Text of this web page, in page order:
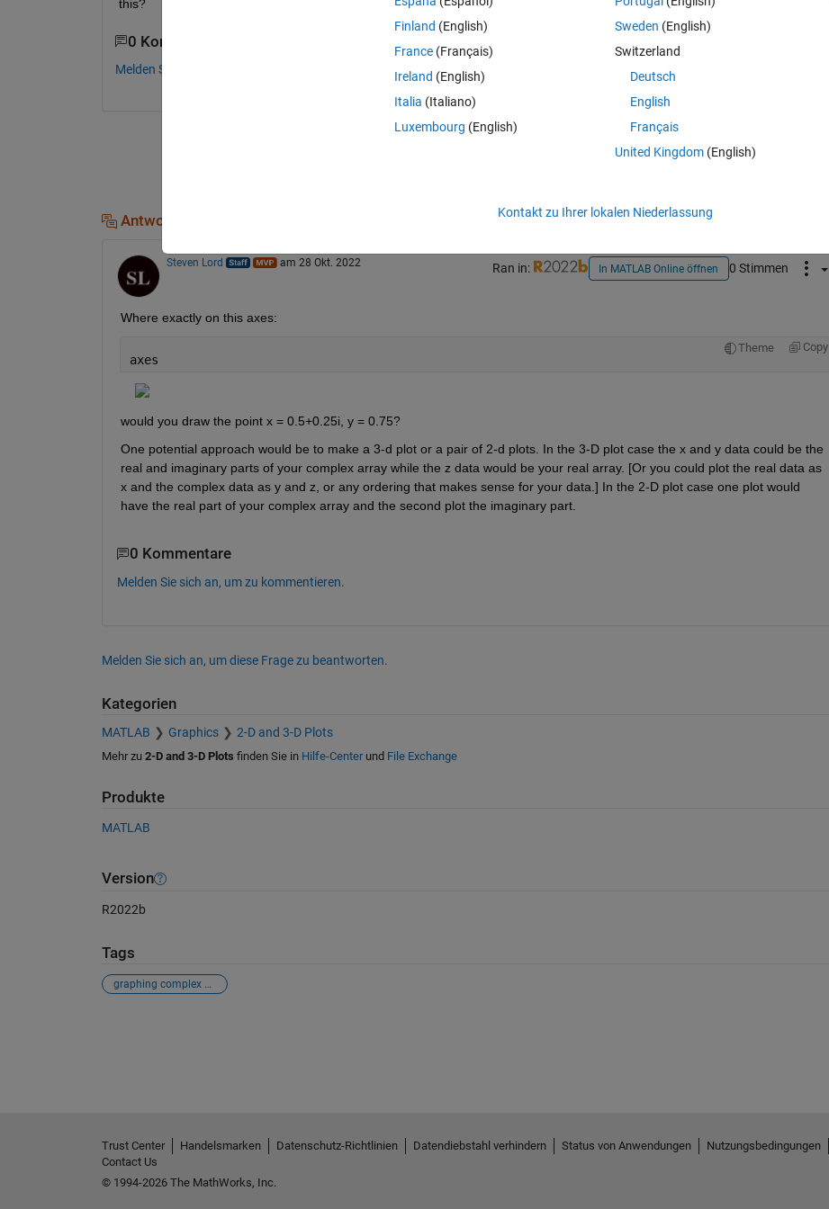
this?
0 Kommentare
Melden Sie sich an, um zu kommentieren.
Antworten (1)
Steven Lord am 28 Okt. 2022 Ran in: In MATLAB Online öffnen 0 Stimmen
Where exactly on this axes:
Theme Copy
axes
would you draw the point x = 0.5+0.25i, y = 0.75?
One potential approach would be to make a 3-d plot or a pair of 2-d plots. In the 3-D plot case the x and y data could be the
real and imaginary parts of your complex array while the z data would be your real array. [Or you could plot the real data as
x and the complex data as y and z, or any ordering that makes sense for your data.] In the 2-D plot case one plot would
have the real part of your complex array and the second plot the imaginary part.
0 Kommentare
Melden Sie sich an, um zu kommentieren.
Melden Sie sich an, um diese Frage zu beantworten.
Kategorien
MATLAB Graphics 2-D and 3-D Plots
Mehr zu 2-D and 3-D Plots finden Sie in Hilfe-Centerund File Exchange
Produkte
MATLAB
Version
R2022b
Tags
graphing complex numbers
Finland (English)
France (Français)
Ireland (English)
Italia (Italiano)
Luxembourg (English)
Sweden (English)
Switzerland
Deutsch
English
Français
United Kingdom(English)
Kontakt zu Ihrer lokalen Niederlassung
Trust Center Handelsmarken Datenschutz-Richtlinien Datendiebstahl verhindern Status von Anwendungen
Nutzungsbedingungen
Contact Us
© 1994-2026 The MathWorks, Inc.